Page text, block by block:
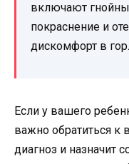
включают
покраснение и
дискомфорт в
Если у вашего
важно обратиться к
диагноз и назначит